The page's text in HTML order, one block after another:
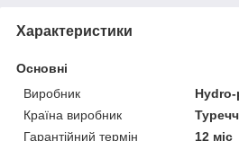
Характеристики
Основні
Виробник
Країна виробник
Гарантійний термін
12 міс